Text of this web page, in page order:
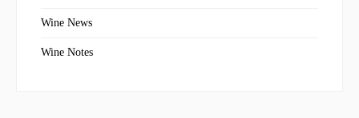
Wine News
Wine Notes